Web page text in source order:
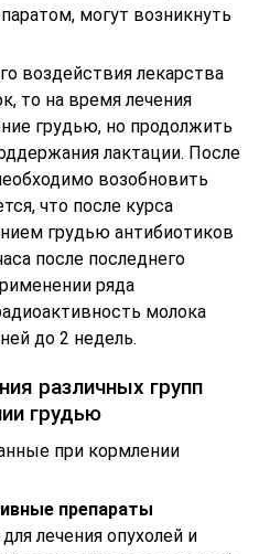
могут возникнуть
воздействия лекарства
то на время лечения
грудью, но продолжить
лактации. После
возобновить
что после курса
грудью антибиотиков
после последнего
ряда
молока
до 2 недель.
различных групп
грудью
при кормлении
препараты
лечения опухолей и